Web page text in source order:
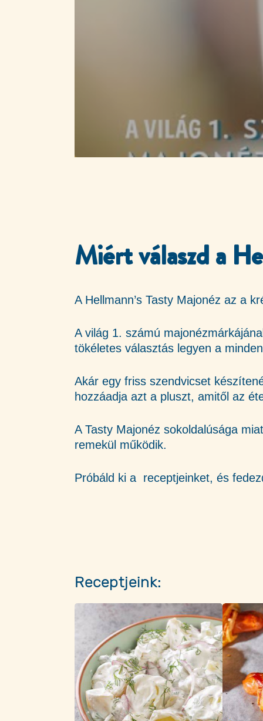
Miért válaszd a
A Hellmann’s Tasty Majonéz az a
A világ 1. számú
tökéletes választás legyen a
Akár egy friss szendvicset
hozzáadja azt a pluszt, amitől az
A Tasty Majonéz sokoldalúsága
remekül működik.
Próbáld ki a receptjeinket, és
Receptjeink: